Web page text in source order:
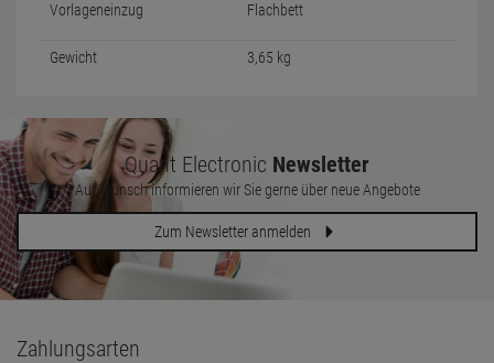
Vorlageneinzug Flachbett
Gewicht 3,65 kg
Quant Electronic Newsletter
Auf Wunsch informieren wir Sie gerne über neue Angebote
Zum Newsletter anmelden
Zahlungsarten